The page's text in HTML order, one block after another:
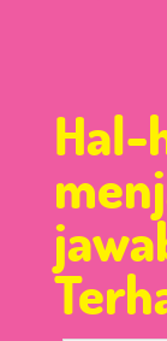
Hal-